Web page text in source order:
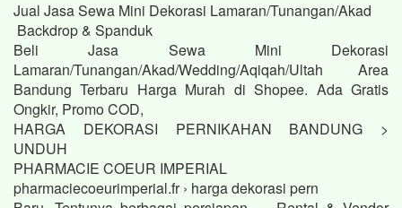
Jual Jasa Sewa Mini Dekorasi Lamaran/Tunangan/Akad
Backdrop & Spanduk
Beli Jasa Sewa Mini Dekorasi
Lamaran/Tunangan/Akad/Wedding/Aqiqah/Ultah Area
Bandung Terbaru Harga Murah di Shopee. Ada Gratis
Ongkir, Promo COD,
HARGA DEKORASI PERNIKAHAN BANDUNG >
UNDUH
PHARMACIE COEUR IMPERIAL
pharmaciecoeurimperial.fr › harga dekorasi pern